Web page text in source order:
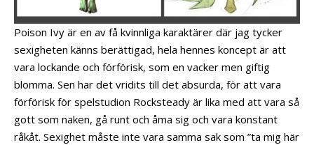
Poison Ivy är en av få kvinnliga karaktärer där jag tycker
sexigheten känns berättigad, hela hennes koncept är att
vara lockande och förförisk, som en vacker men giftig
blomma. Sen har det vridits till det absurda, för att vara
förförisk för spelstudion Rocksteady är lika med att vara så
gott som naken, gå runt och åma sig och vara konstant
råkåt. Sexighet måste inte vara samma sak som ”ta mig här